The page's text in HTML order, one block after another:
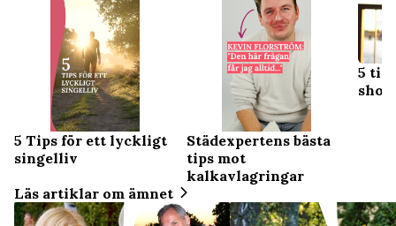
5 Tips för ett lyckligt
singelliv
Städexpertens bästa
tips mot
kalkavlagringar
5
Läs artiklar om ämnet